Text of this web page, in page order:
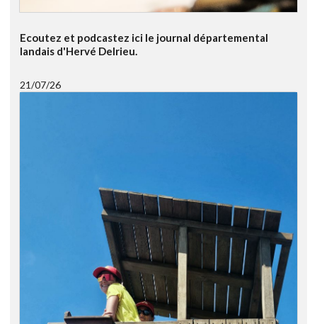
Ecoutez et podcastez ici le journal départemental
landais d'Hervé Delrieu.
21/07/26